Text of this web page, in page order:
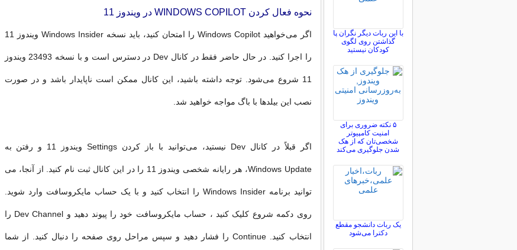
نحوه فعال کردن WINDOWS COPILOT در ویندوز 11
اگر می‌خواهید Windows Copilot را امتحان کنید، باید نسخه Windows Insider ویندوز 11
را اجرا کنید. در حال حاضر فقط در کانال Dev در دسترس است و با نسخه 23493 ویندوز
11 شروع می‌شود. توجه داشته باشید، این کانال ممکن است ناپایدار باشد و در صورت
نصب این بیلدها با باگ مواجه خواهید شد.
اگر قبلاً در کانال Dev نیستید، می‌توانید با باز کردن Settings ویندوز 11 و رفتن به
Windows Update، هر رایانه شخصی ویندوز 11 را در این کانال ثبت نام کنید. از آنجا، می
توانید برنامه Windows Insider را انتخاب کنید و با یک حساب مایکروسافت وارد شوید.
روی دکمه شروع کلیک کنید ، حساب مایکروسافت خود را پیوند دهید و Dev Channel را
انتخاب کنید. Continue را فشار دهید و سپس مراحل روی صفحه را دنبال کنید. از شما
با این ربات دیگر نگران پا
گذاشتن روی لگوی
کودکان نیستید
۵ نکته ضروری برای
امنیت کامپیوتر
شخصی‌تان که از هک
شدن جلوگیری می‌کند
یک ربات دانشجو مقطع
دکترا می‌شود